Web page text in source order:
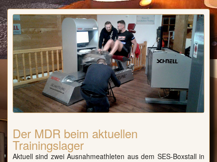
Der MDR beim aktuellen
Trainingslager
Aktuell sind zwei Ausnahmeathleten aus dem SES-Boxstall in